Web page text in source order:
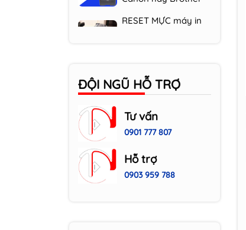
Brother HL L2321D,
L2361DN,...
Cách Reset Drum
máy in Brother DPC
ĐỘI NGŨ HỖ TRỢ
Tư vấn
0901 777 807
Hỗ trợ
0903 959 788